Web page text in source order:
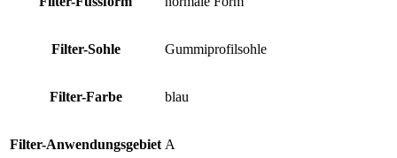
Filter-Sohle Gummiprofilsohle
Filter-Farbe blau
Filter-Anwendungsgebiet A